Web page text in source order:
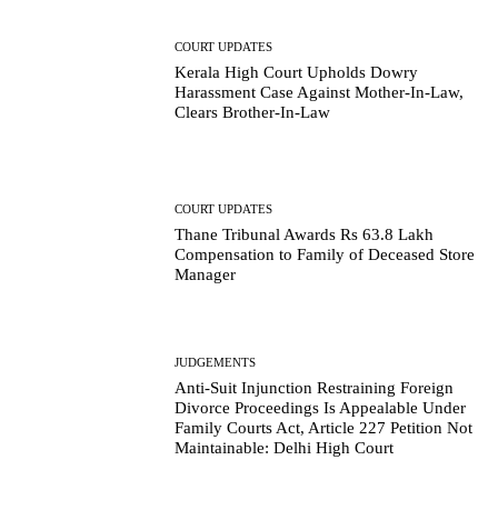
COURT UPDATES
Kerala High Court Upholds Dowry
Harassment Case Against Mother-In-Law,
Clears Brother-In-Law
COURT UPDATES
Thane Tribunal Awards Rs 63.8 Lakh
Compensation to Family of Deceased Store
Manager
JUDGEMENTS
Anti-Suit Injunction Restraining Foreign
Divorce Proceedings Is Appealable Under
Family Courts Act, Article 227 Petition Not
Maintainable: Delhi High Court